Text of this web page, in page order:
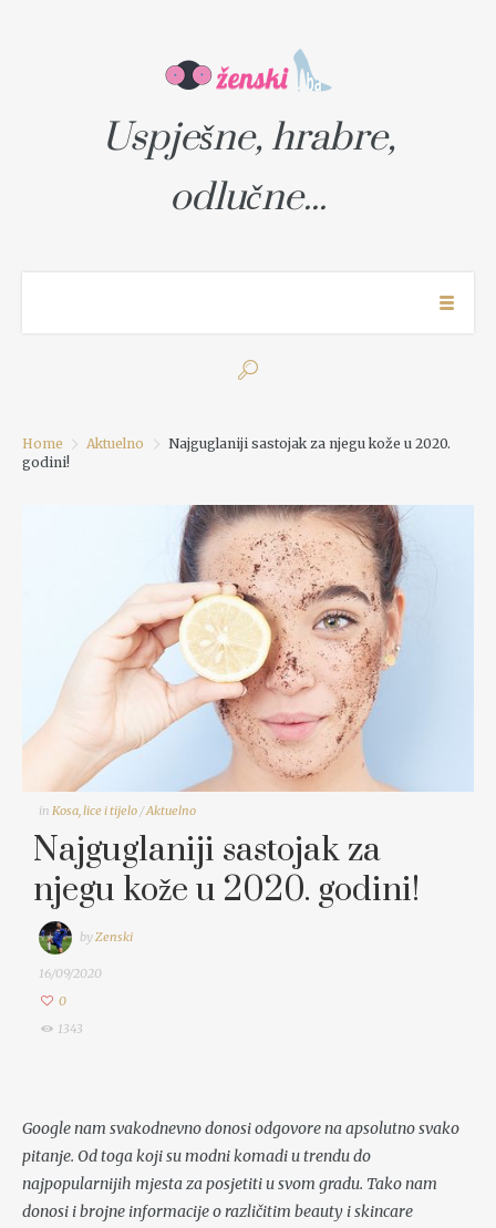
Uspješne, hrabre,
odlučne...
Home Aktuelno
Najguglaniji sastojak za njegu kože u 2020.
godini!
in Kosa, lice i tijelo/Aktuelno
Najguglaniji sastojak za
njegu kože u 2020. godini!
byZenski
16/09/2020
0
1343
Google nam svakodnevno donosi odgovore na apsolutno svako
pitanje. Od toga koji su modni komadi u trendu do
najpopularnijih mjesta za posjetiti u svom gradu. Tako nam
donosi i brojne informacije o različitim beauty i skincare